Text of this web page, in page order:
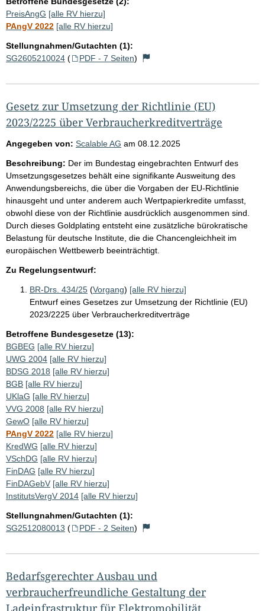
e
i
t
PreisAngG [alle RV hierzu]
PAngV 2022 [alle RV hierzu]
Stellungnahmen/Gutachten (1):
SG2605210024 ( PDF - 7 Seiten)
Gesetz zur Umsetzung der Richtlinie (EU)
2023/2225 über Verbraucherkreditverträge
Angegeben von: Scalable AG am 08.12.2025
Beschreibung: Der im Bundestag eingebrachten Entwurf des
Umsetzungsgesetzes behält eine signifikante Ausweitung des
Anwendungsbereichs, die über die Vorgaben der EU-Richtlinie
hinausgeht und unter anderem auch Wertpapierkredite umfasst,
obwohl diese von der Richtlinie ausdrücklich ausgenommen sind.
Durch dieses Goldplating entsteht eine zusätzliche bürokratische
Belastung für deutsche Institute, die die Chancengleichheit im
europäischen Wettbewerb beeinträchtigt.
Zu Regelungsentwurf:
BR-Drs. 434/25 (Vorgang) [alle RV hierzu]
Entwurf eines Gesetzes zur Umsetzung der Richtlinie (EU)
2023/2225 über Verbraucherkreditverträge
Betroffene Bundesgesetze (13):
BGBEG [alle RV hierzu]
UWG 2004 [alle RV hierzu]
BDSG 2018 [alle RV hierzu]
BGB [alle RV hierzu]
UKlaG [alle RV hierzu]
VVG 2008 [alle RV hierzu]
GewO [alle RV hierzu]
PAngV 2022 [alle RV hierzu]
KredWG [alle RV hierzu]
VSchDG [alle RV hierzu]
FinDAG [alle RV hierzu]
FinDAGebV [alle RV hierzu]
InstitutsVergV 2014 [alle RV hierzu]
Stellungnahmen/Gutachten (1):
SG2512080013 ( PDF - 2 Seiten)
Bedarfsgerechter Ausbau und
verbraucherfreundliche Gestaltung der
Ladeinfrastruktur für Elektromobilität